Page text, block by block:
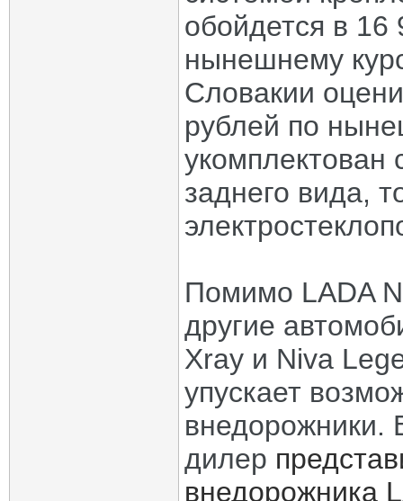
обойдется в
нынешнему
Словакии
рублей по
заднего вида,
Помимо LADA
другие
Xray и Niva
упускает
внедорожники.
дилер
внедорожника